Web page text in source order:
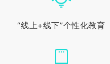
“线上+线下”个性化教育